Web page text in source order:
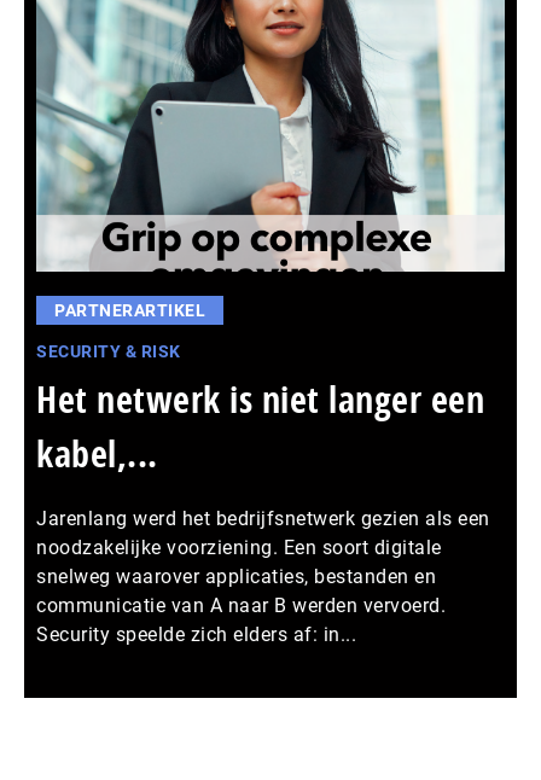
PARTNERARTIKEL
SECURITY & RISK
Het netwerk is niet langer een
kabel,...
Jarenlang werd het bedrijfsnetwerk gezien als een
noodzakelijke voorziening. Een soort digitale
snelweg waarover applicaties, bestanden en
communicatie van A naar B werden vervoerd.
Security speelde zich elders af: in...